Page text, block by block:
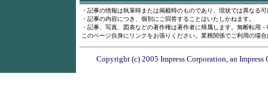
・記事の情報は執筆時または掲載時のものであり、現状では異なる
・記事の内容につき、個別にご回答することはいたしかねます。
・記事、写真、図表などの著作権は著作者に帰属します。無断転用
このページ自身にリンクをお張りください。業務関係でご利用の場
Copyright (c) 2005 Impress Corporation, an Impress